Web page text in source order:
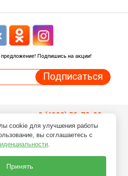
Подпишись на акции!
8 (4932) 50-70-90
Заказ товаров по телефонам
cookie для улучшения работы
вы соглашаетесь с
.
Принять